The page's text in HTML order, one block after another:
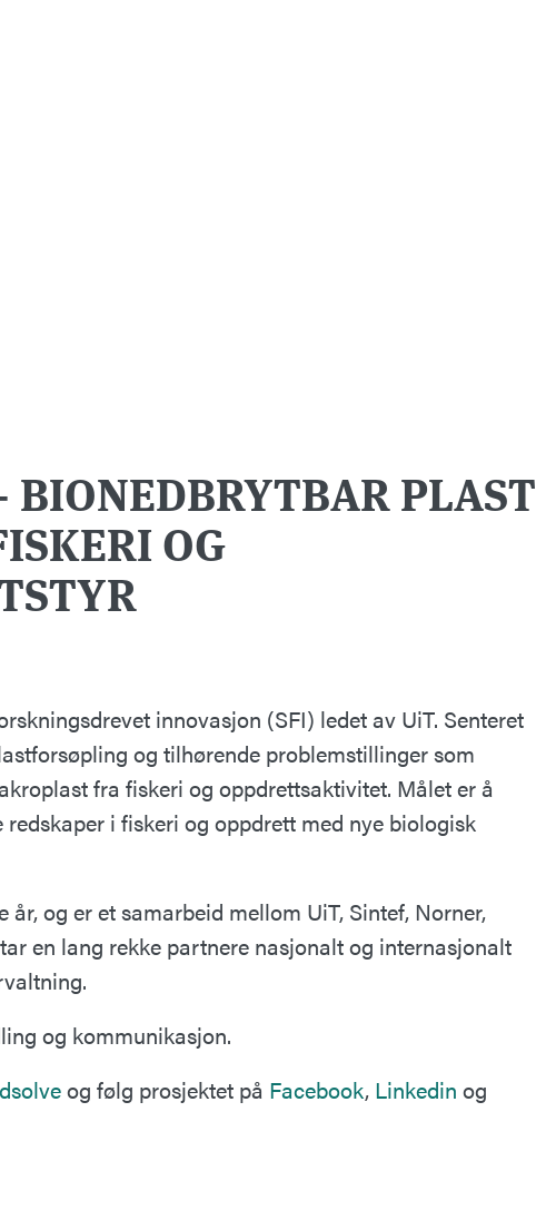
BIONEDBRYTBAR PLAST
OG
innovasjon (SFI) ledet av UiT. Senteret
og tilhørende problemstillinger som
fra fiskeri og oppdrettsaktivitet. Målet er å
i fiskeri og oppdrett med nye biologisk
og er et samarbeid mellom UiT, Sintef, Norner,
en lang rekke partnere nasjonalt og internasjonalt
og kommunikasjon.
og følg prosjektet på Facebook, Linkedin og